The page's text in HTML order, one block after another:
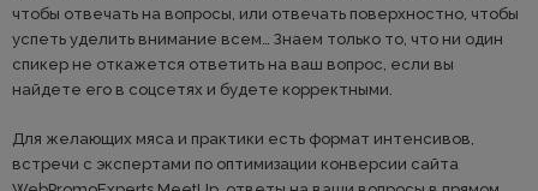
чтобы отвечать на вопросы, или отвечать поверхностно, чтобы
успеть уделить внимание всем… Знаем только то, что ни один
спикер не откажется ответить на ваш вопрос, если вы
найдете его в соцсетях и будете корректными.
Для желающих мяса и практики есть формат интенсивов,
встречи с экспертами по оптимизации конверсии сайта